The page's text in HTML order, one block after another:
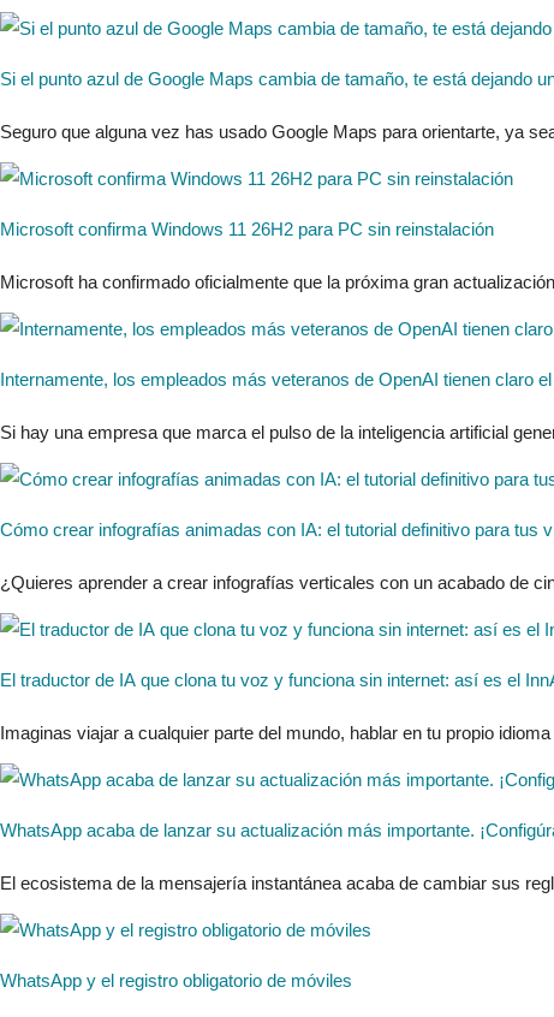
Si el punto azul de Google Maps cambia de tamaño, te está dejando
Seguro que alguna vez has usado Google Maps para orientarte, ya
Microsoft confirma Windows 11 26H2 para PC sin reinstalación
Microsoft ha confirmado oficialmente que la próxima gran
Internamente, los empleados más veteranos de OpenAI tienen claro
Si hay una empresa que marca el pulso de la inteligencia artificial
Cómo crear infografías animadas con IA: el tutorial definitivo para tus
¿Quieres aprender a crear infografías verticales con un acabado de
El traductor de IA que clona tu voz y funciona sin internet: así es el
Imaginas viajar a cualquier parte del mundo, hablar en tu propio
WhatsApp acaba de lanzar su actualización más importante.
El ecosistema de la mensajería instantánea acaba de cambiar sus
WhatsApp y el registro obligatorio de móviles